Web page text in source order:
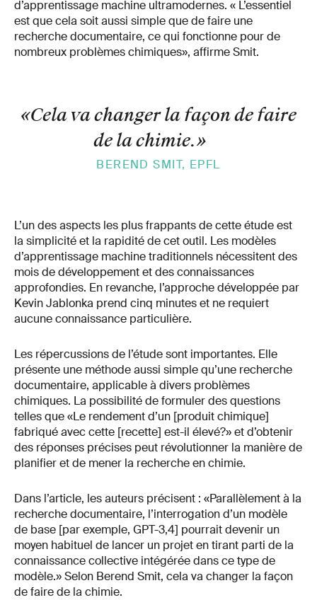
d’apprentissage machine ultramodernes. « L’essentiel
est que cela soit aussi simple que de faire une
recherche documentaire, ce qui fonctionne pour de
nombreux problèmes chimiques», affirme Smit.
«Cela va changer la façon de faire
de la chimie.»
BEREND SMIT, EPFL
L’un des aspects les plus frappants de cette étude est
la simplicité et la rapidité de cet outil. Les modèles
d’apprentissage machine traditionnels nécessitent des
mois de développement et des connaissances
approfondies. En revanche, l’approche développée par
Kevin Jablonka prend cinq minutes et ne requiert
aucune connaissance particulière.
Les répercussions de l’étude sont importantes. Elle
présente une méthode aussi simple qu’une recherche
documentaire, applicable à divers problèmes
chimiques. La possibilité de formuler des questions
telles que «Le rendement d’un [produit chimique]
fabriqué avec cette [recette] est-il élevé?» et d’obtenir
des réponses précises peut révolutionner la manière de
planifier et de mener la recherche en chimie.
Dans l’article, les auteurs précisent : «Parallèlement à la
recherche documentaire, l’interrogation d’un modèle
de base [par exemple, GPT-3,4] pourrait devenir un
moyen habituel de lancer un projet en tirant parti de la
connaissance collective intégérée dans ce type de
modèle.» Selon Berend Smit, cela va changer la façon
de faire de la chimie.